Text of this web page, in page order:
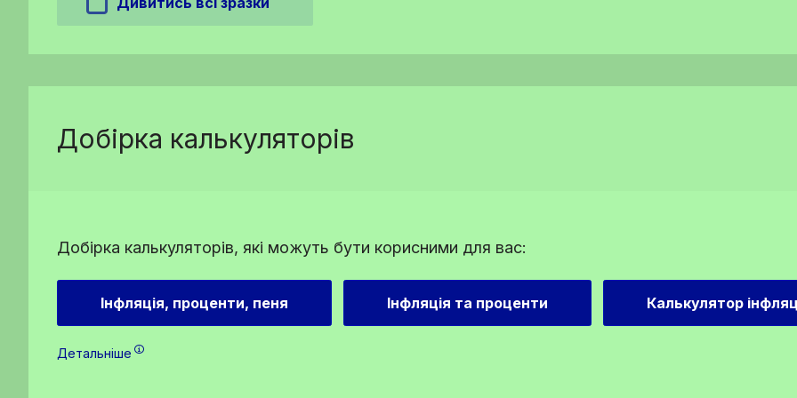
Добірка калькуляторів
Добірка калькуляторів, які можуть бути корисними для вас:
Інфляція, проценти, пеня Інфляція та проценти Калькулятор
Детальніше